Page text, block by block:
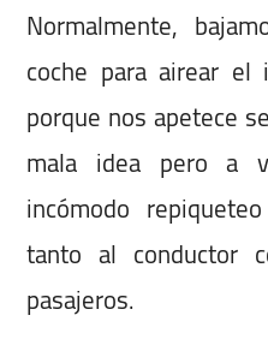
Normalmente,
coche para airear
porque nos apetece
mala idea pero a
incómodo
tanto al conductor
pasajeros.